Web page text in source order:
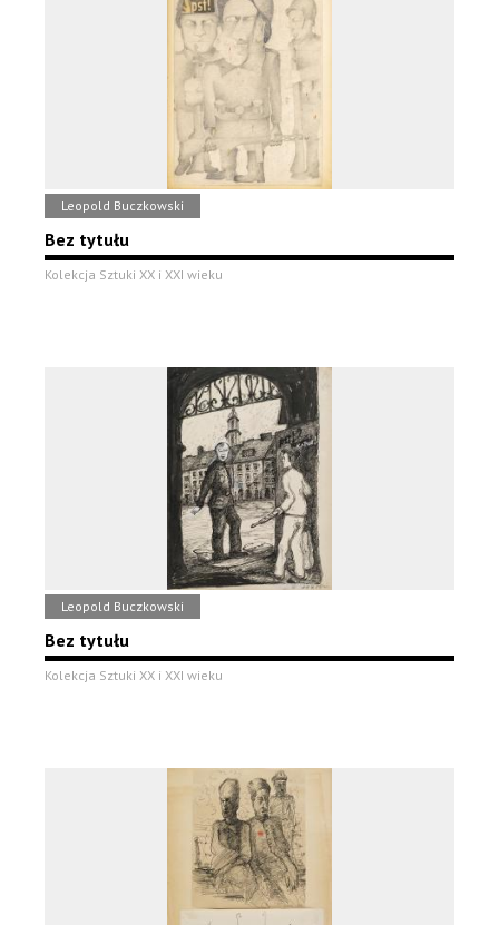
Leopold Buczkowski
Bez tytułu
Kolekcja Sztuki XX i XXI wieku
Leopold Buczkowski
Bez tytułu
Kolekcja Sztuki XX i XXI wieku